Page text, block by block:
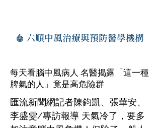
六順中風治療與預防醫學機構
每天看腦中風病人 名醫揭露「這一種
脾氣的人」竟是高危險群
匯流新聞網記者陳鈞凱、張華安、
李盛雯/專訪報導 天氣冷了，要多